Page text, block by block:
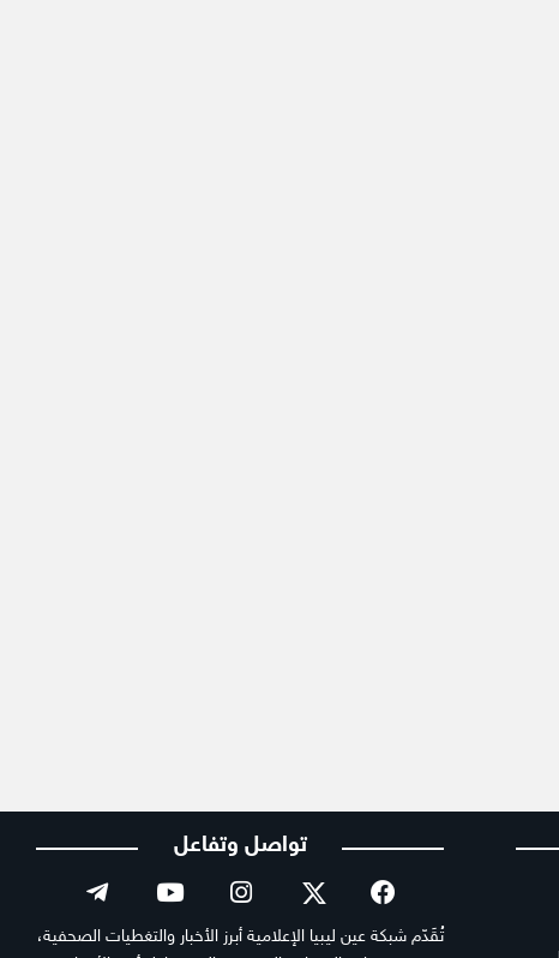
تواصل وتفاعل
تُقَدّم شبكة عين ليبيا الإعلامية أبرز الأخبار والتغطيات الصحفية،